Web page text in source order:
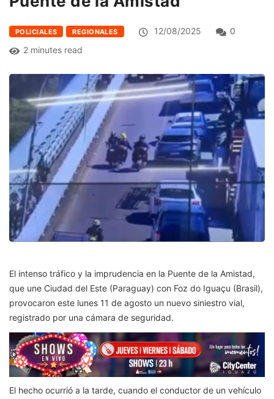
POLICIALES REGIONALES 12/08/2025
0
2 minutes read
El intenso tráfico y la imprudencia en la Puente de la Amistad,
que une Ciudad del Este (Paraguay) con Foz do Iguaçu (Brasil),
provocaron este lunes 11 de agosto un nuevo siniestro vial,
registrado por una cámara de seguridad.
El hecho ocurrió a la tarde, cuando el conductor de un vehículo